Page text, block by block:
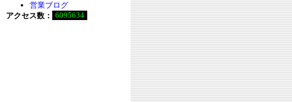
営業ブログ
アクセス数：
6095634